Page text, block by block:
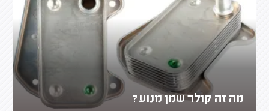
מה זה קולר שמן מנוע?